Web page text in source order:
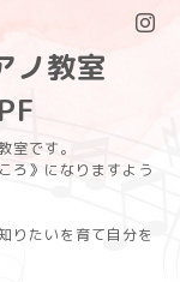
ノ教室
室です。
ろ》になりますよう
りたいを育て自分を